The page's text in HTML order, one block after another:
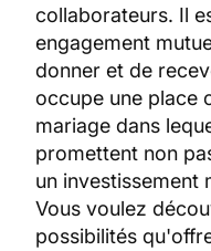
collaborateurs. Il
engagement
donner et de
occupe une place
mariage dans
promettent non
un investissement
Vous voulez
possibilités